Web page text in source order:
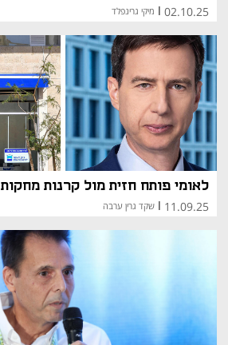
02.10.25
| מיקי גרינפלד
לאומי פותח חזית מול קרנות מחקות S&P 500
11.09.25
| שקד גרין ערבה